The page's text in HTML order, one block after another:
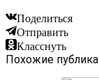
Поделиться
Отправить
Класснуть
Похожие